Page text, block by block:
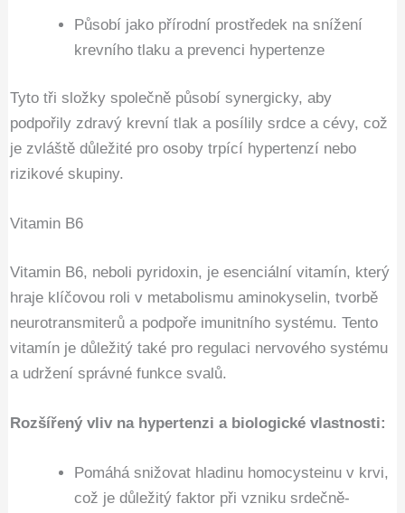
Působí jako přírodní prostředek na snížení
krevního tlaku a prevenci hypertenze
Tyto tři složky společně působí synergicky, aby
podpořily zdravý krevní tlak a posílily srdce a cévy, což
je zvláště důležité pro osoby trpící hypertenzí nebo
rizikové skupiny.
Vitamin B6
Vitamin B6, neboli pyridoxin, je esenciální vitamín, který
hraje klíčovou roli v metabolismu aminokyselin, tvorbě
neurotransmiterů a podpoře imunitního systému. Tento
vitamín je důležitý také pro regulaci nervového systému
a udržení správné funkce svalů.
Rozšířený vliv na hypertenzi a biologické vlastnosti:
Pomáhá snižovat hladinu homocysteinu v krvi,
což je důležitý faktor při vzniku srdečně-